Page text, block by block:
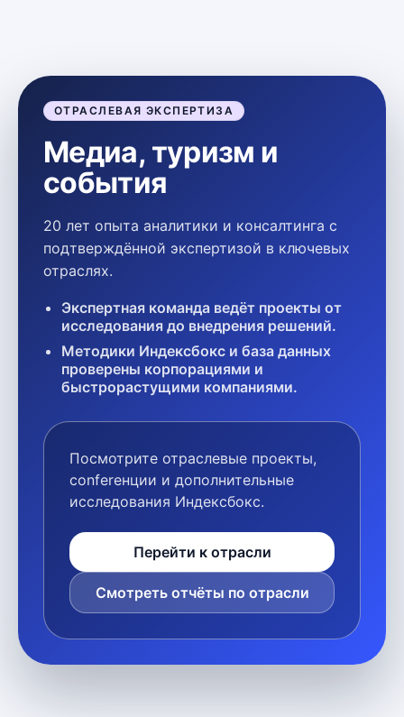
ОТРАСЛЕВАЯ ЭКСПЕРТИЗА
Медиа, туризм и
события
20 лет опыта аналитики и консалтинга с
подтверждённой экспертизой в ключевых
отраслях.
Экспертная команда ведёт проекты от
исследования до внедрения решений.
Методики Индексбокс и база данных
проверены корпорациями и
быстрорастущими компаниями.
Посмотрите отраслевые проекты,
conferенции и дополнительные
исследования Индексбокс.
Перейти к отрасли
Смотреть отчёты по отрасли